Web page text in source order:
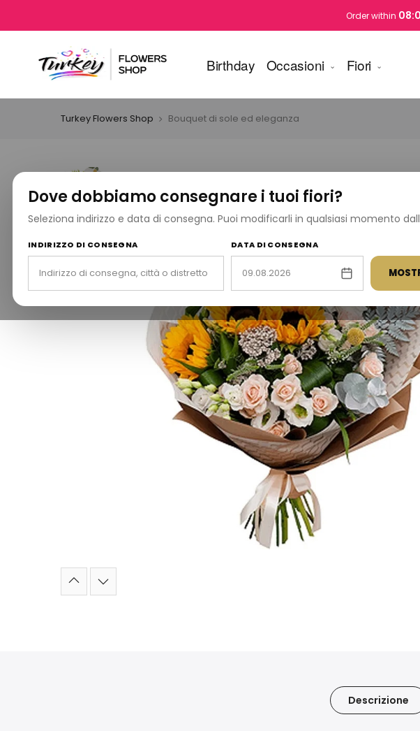
Order within
Birthday Occasioni Fiori
Dove dobbiamo consegnare i tuoi fiori?
Seleziona indirizzo e data di consegna. Puoi modificarli in qualsiasi momento
INDIRIZZO DI CONSEGNA DATA DI CONSEGNA
Turkey Flowers Shop Bouquet di sole ed eleganza
Descrizione